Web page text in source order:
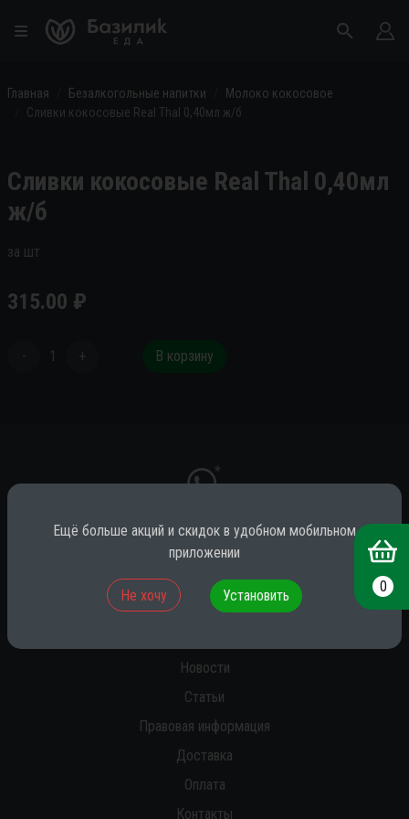
Главная Безалкогольные напитки
Молоко кокосовое
Сливки кокосовые Real Thal 0,40мл ж/б
Сливки кокосовые Real Thal 0,40мл
ж/б
за шт
315.00 ₽
- 1 + В корзину
*
* принадлежит компании Meta (признана экстремистской на территории
Новости
Статьи
Правовая информация
Доставка
Оплата
Контакты
0
Ещё больше акций и скидок в удобном мобильном
приложении
Не хочу Установить